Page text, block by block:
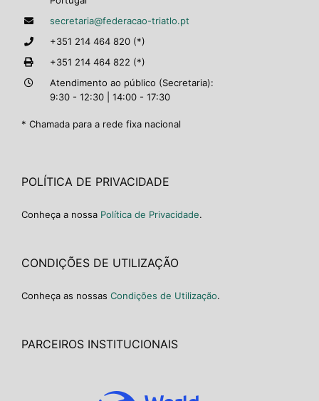
secretaria@federacao-triatlo.pt
+351 214 464 820 (*)
+351 214 464 822 (*)
Atendimento ao público (Secretaria):
9:30 - 12:30 | 14:00 - 17:30
* Chamada para a rede fixa nacional
POLÍTICA DE PRIVACIDADE
Conheça a nossa Política de Privacidade.
CONDIÇÕES DE UTILIZAÇÃO
Conheça as nossas Condições de Utilização.
PARCEIROS INSTITUCIONAIS